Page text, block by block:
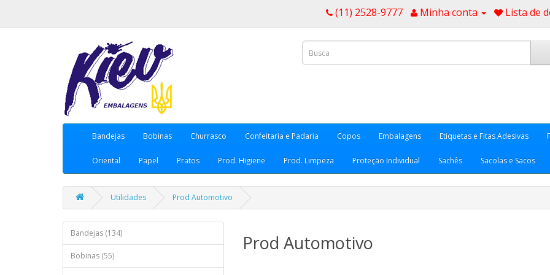
(11) 2528-9777 Minha conta Lista de
Bandejas Bobinas Churrasco Confeitaria e Padaria Copos Embalagens Etiquetas e Fitas Adesivas
Oriental Papel Pratos Prod. Higiene Prod. Limpeza Proteção Individual Sachês Sacolas e Sacos
Utilidades Prod Automotivo
Bandejas (134)
Bobinas (55)
Prod Automotivo